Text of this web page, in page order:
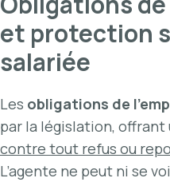
et protection
salariée
Les obligations de
par la législation, offrant
contre tout refus ou
L’agente ne peut ni se